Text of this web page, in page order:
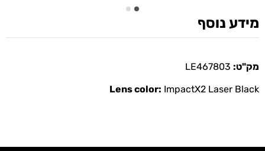
מידע נוסף
מק"ט:
Lens color: ImpactX2 Laser Black